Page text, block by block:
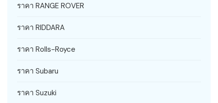
ราคา RANGE ROVER
ราคา RIDDARA
ราคา Rolls-Royce
ราคา Subaru
ราคา Suzuki